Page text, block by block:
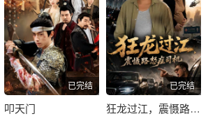
已完结
叩天门
已完结
狂龙过江，震慑路怒症司机